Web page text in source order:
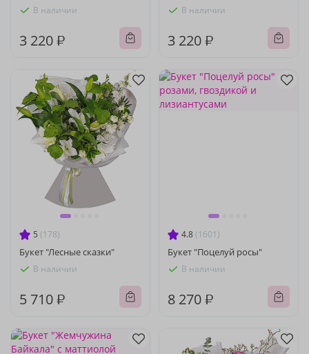
В наличии
3 220 ₽
В наличии
3 220 ₽
5 (178)
Букет "Лесные сказки"
В наличии
5 710 ₽
4.8 (1601)
Букет "Поцелуй росы"
В наличии
8 270 ₽